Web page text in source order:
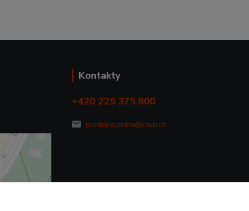
Kontakty
+420 225 375 800
prodejna.praha@czub.cz